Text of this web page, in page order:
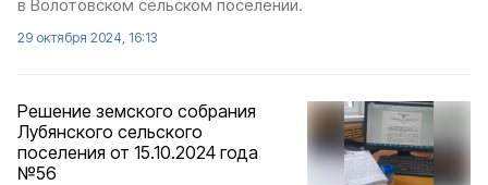
в Волотовском сельском поселении.
29 октября 2024, 16:13
Решение земского собрания
Лубянского сельского
поселения от 15.10.2024 года
№56